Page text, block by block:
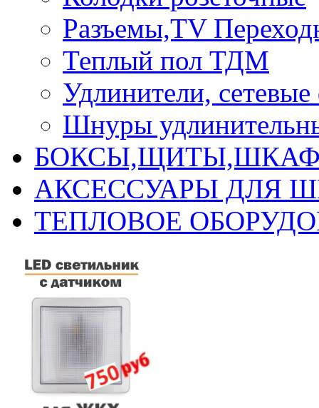
Разъемы,TV
Теплый пол ТДМ
Удлинители,
Шнуры
АКСЕССУАРЫ ДЛЯ
ТЕПЛОВОЕ